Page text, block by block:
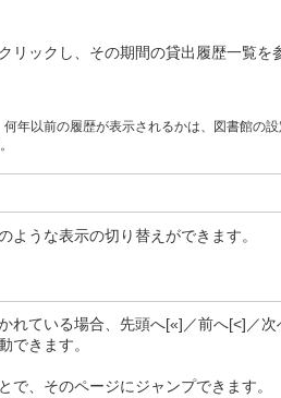
リックし、その期間の貸出履歴一覧を
年以前の履歴が表示されるかは、図書館の設
ような表示の切り替えができます。
れている場合、先頭へ[«]／前へ[<]／
できます。
で、そのページにジャンプできます。